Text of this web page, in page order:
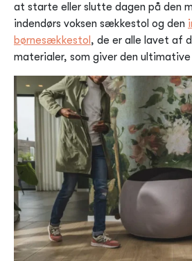
at starte eller slutte dagen på den
indendørs voksen sækkestol og den
børnesækkestol , de er alle lavet af
materialer, som giver den